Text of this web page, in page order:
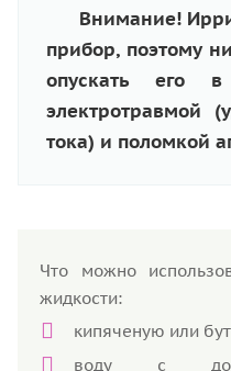
Внимание!
прибор, поэтому
опускать его
электротравмой
тока) и поломкой
Что можно
жидкости:
кипяченую или
воду с